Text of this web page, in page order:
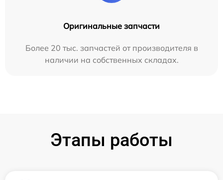
Оригинальные запчасти
Более 20 тыс. запчастей от производителя в
наличии на собственных складах.
Этапы работы